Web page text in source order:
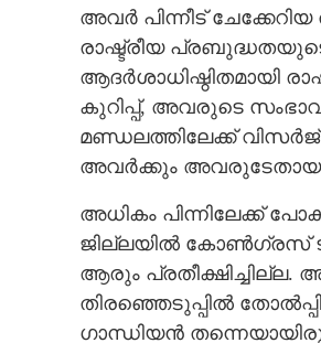
അവർ പിന്നീട്
രാഷ്ട്രീയ
ആദർശാധിഷ്ഠിതമായി
കുറിപ്പ്, അവരുടെ
മണ്ഡലത്തിലേക്ക്
അവർക്കും അവരുടേതായ
അധികം പിന്നിലേക്ക്
ജില്ലയിൽ കോൺഗ്രസ്
ആരും പ്രതീക്ഷിച്ചില്ല.
തിരഞ്ഞെടുപ്പിൽ
ഗാന്ധിയൻ